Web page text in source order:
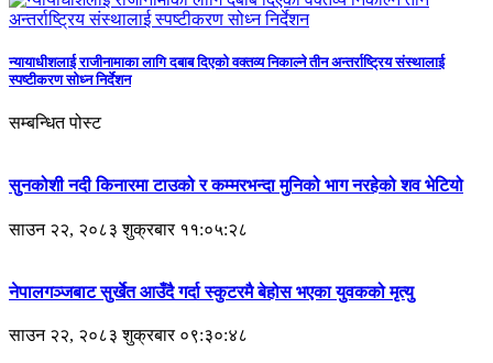
न्यायाधीशलाई राजीनामाका लागि दबाब दिएको वक्तव्य निकाल्ने तीन अन्तर्राष्ट्रिय संस्थालाई
स्पष्टीकरण सोध्न निर्देशन
सम्बन्धित पोस्ट
सुनकोशी नदी किनारमा टाउको र कम्मरभन्दा मुनिको भाग नरहेको शव भेटियो
साउन २२, २०८३ शुक्रबार ११:०५:२८
नेपालगञ्जबाट सुर्खेत आउँदै गर्दा स्कुटरमै बेहोस भएका युवकको मृत्यु
साउन २२, २०८३ शुक्रबार ०९:३०:४८